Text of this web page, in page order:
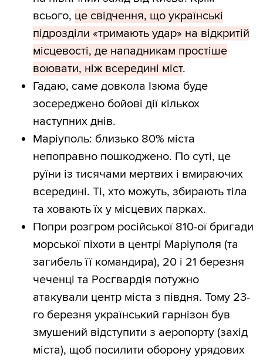
всього, це свідчення, що українські
підрозділи «тримають удар» на відкритій
місцевості, де нападникам простіше
воювати, ніж всередині міст.
Гадаю, саме довкола Ізюма буде
зосереджено бойові дії кількох
наступних днів.
Маріуполь: близько 80% міста
непоправно пошкоджено. По суті, це
руїни із тисячами мертвих і вмираючих
всередині. Ті, хто можуть, збирають тіла
та ховають їх у місцевих парках.
Попри розгром російської 810-ої бригади
морської піхоти в центрі Маріуполя (та
загибель її командира), 20 і 21 березня
чеченці та Росгвардія потужно
атакували центр міста з півдня. Тому 23-
го березня український гарнізон був
змушений відступити з аеропорту (захід
міста), щоб посилити оборону урядових